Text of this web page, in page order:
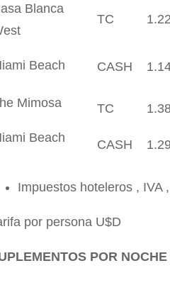
Blanca
Beach
TC
CASH
Mimosa
Beach
TC
CASH
Impuestos hoteleros , IVA
por persona U$D
POR